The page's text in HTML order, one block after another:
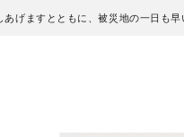
げますとともに、被災地の一日も早